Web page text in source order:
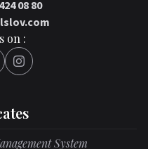
08 80
on :
System